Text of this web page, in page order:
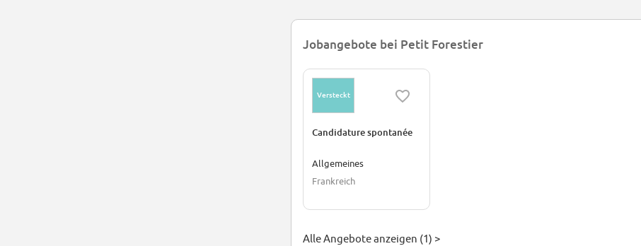
Jobangebote bei Petit Forestier
Versteckt
Candidature spontanée
Allgemeines
Frankreich
Alle Angebote anzeigen (1) >